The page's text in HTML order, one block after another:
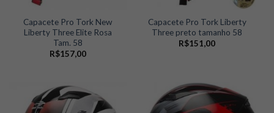
Capacete Pro Tork New
Liberty Three Elite Rosa
Tam. 58
R$157,00
Capacete Pro Tork Liberty
Three preto tamanho 58
R$151,00